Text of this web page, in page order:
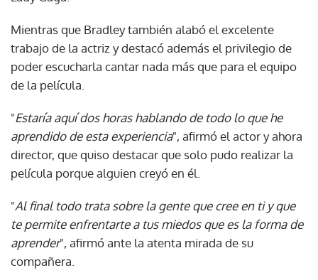
Mientras que Bradley también alabó el excelente
trabajo de la actriz y destacó además el privilegio de
poder escucharla cantar nada más que para el equipo
de la película.
"Estaría aquí dos horas hablando de todo lo que he
aprendido de esta experiencia", afirmó el actor y ahora
director, que quiso destacar que solo pudo realizar la
película porque alguien creyó en él.
"Al final todo trata sobre la gente que cree en ti y que
te permite enfrentarte a tus miedos que es la forma de
aprender", afirmó ante la atenta mirada de su
compañera.